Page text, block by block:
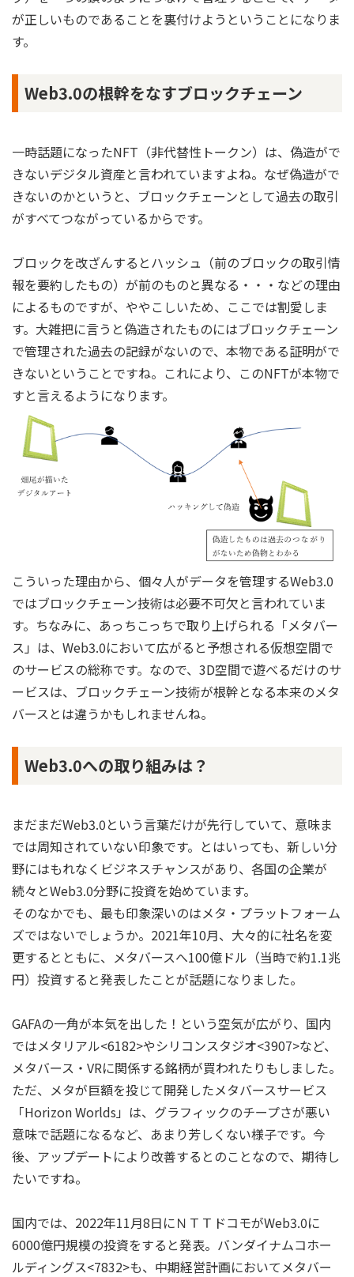
が正しいものであることを裏付けようということになりま
す。
Web3.0の根幹をなすブロックチェーン
一時話題になったNFT（非代替性トークン）は、偽造がで
きないデジタル資産と言われていますよね。なぜ偽造がで
きないのかというと、ブロックチェーンとして過去の取引
がすべてつながっているからです。
ブロックを改ざんするとハッシュ（前のブロックの取引情
報を要約したもの）が前のものと異なる・・・などの理由
によるものですが、ややこしいため、ここでは割愛しま
す。大雑把に言うと偽造されたものにはブロックチェーン
で管理された過去の記録がないので、本物である証明がで
きないということですね。これにより、このNFTが本物で
すと言えるようになります。
こういった理由から、個々人がデータを管理するWeb3.0
ではブロックチェーン技術は必要不可欠と言われていま
す。ちなみに、あっちこっちで取り上げられる「メタバー
ス」は、Web3.0において広がると予想される仮想空間で
のサービスの総称です。なので、3D空間で遊べるだけのサ
ービスは、ブロックチェーン技術が根幹となる本来のメタ
バースとは違うかもしれませんね。
Web3.0への取り組みは？
まだまだWeb3.0という言葉だけが先行していて、意味ま
では周知されていない印象です。とはいっても、新しい分
野にはもれなくビジネスチャンスがあり、各国の企業が
続々とWeb3.0分野に投資を始めています。
そのなかでも、最も印象深いのはメタ・プラットフォーム
ズではないでしょうか。2021年10月、大々的に社名を変
更するとともに、メタバースへ100億ドル（当時で約1.1兆
円）投資すると発表したことが話題になりました。
GAFAの一角が本気を出した！という空気が広がり、国内
ではメタリアル<6182>やシリコンスタジオ<3907>など、
メタバース・VRに関係する銘柄が買われたりもしました。
ただ、メタが巨額を投じて開発したメタバースサービス
「Horizon Worlds」は、グラフィックのチープさが悪い
意味で話題になるなど、あまり芳しくない様子です。今
後、アップデートにより改善するとのことなので、期待し
たいですね。
国内では、2022年11月8日にＮＴＴドコモがWeb3.0に
6000億円規模の投資をすると発表。バンダイナムコホー
ルディングス<7832>も、中期経営計画においてメタバー